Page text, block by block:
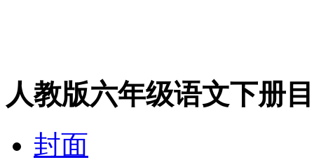
人教版六年级语文下册
封面